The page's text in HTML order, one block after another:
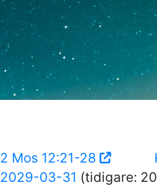
2 Mos 12:21-28
2029-03-31 (tidigare: